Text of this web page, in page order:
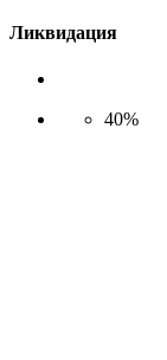
Ликвидация
40%